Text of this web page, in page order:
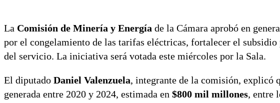
La Comisión de Minería y Energía de la Cámara aprobó en
por el congelamiento de las tarifas eléctricas, fortalecer el
del servicio. La iniciativa será votada este miércoles por la Sala.
El diputado Daniel Valenzuela, integrante de la comisión, explicó
generada entre 2020 y 2024, estimada en $800 mil millones, entre